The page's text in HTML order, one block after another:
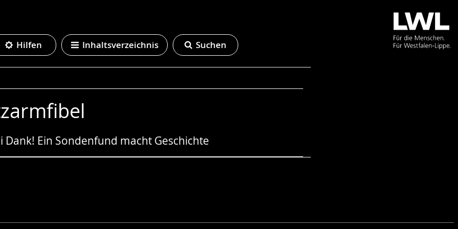
Inhaltsverzeichnis
Hilfen Suchen
Dank! Ein Sondenfund macht Geschichte